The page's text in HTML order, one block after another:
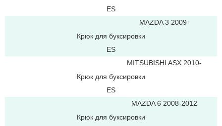
ES
MAZDA 3 2009-
Крюк для буксировки
ES
MITSUBISHI ASX 2010-
Крюк для буксировки
ES
MAZDA 6 2008-2012
Крюк для буксировки